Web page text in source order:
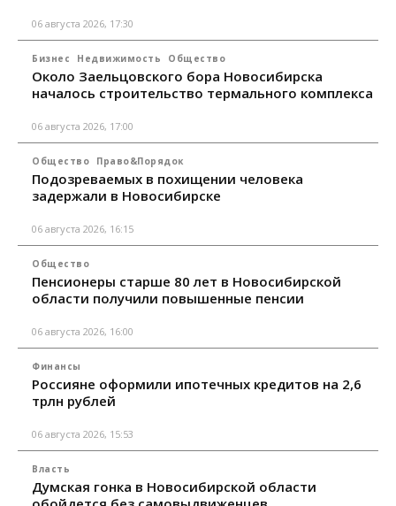
06 августа 2026, 17:30
Бизнес Недвижимость Общество
Около Заельцовского бора Новосибирска
началось строительство термального комплекса
06 августа 2026, 17:00
Общество Право&Порядок
Подозреваемых в похищении человека
задержали в Новосибирске
06 августа 2026, 16:15
Общество
Пенсионеры старше 80 лет в Новосибирской
области получили повышенные пенсии
06 августа 2026, 16:00
Финансы
Россияне оформили ипотечных кредитов на 2,6
трлн рублей
06 августа 2026, 15:53
Власть
Думская гонка в Новосибирской области